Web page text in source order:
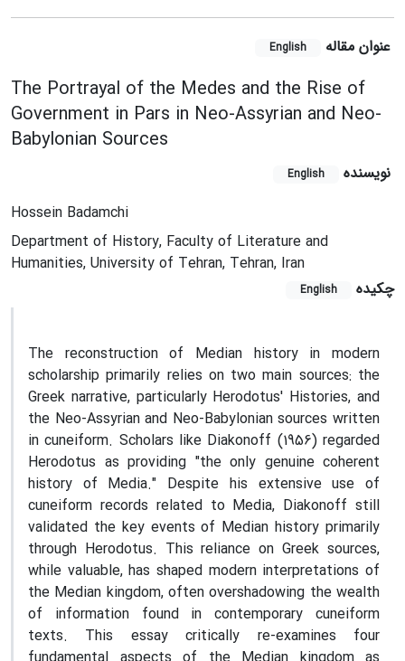
عنوان مقاله English
The Portrayal of the Medes and the Rise of
Government in Pars in Neo-Assyrian and Neo-
Babylonian Sources
نویسنده English
Hossein Badamchi
Department of History, Faculty of Literature and
Humanities, University of Tehran, Tehran, Iran
چکیده
English
The reconstruction of Median history in modern
scholarship primarily relies on two main sources: the
Greek narrative, particularly Herodotus' Histories, and
the Neo-Assyrian and Neo-Babylonian sources written
in cuneiform. Scholars like Diakonoff (1956) regarded
Herodotus as providing "the only genuine coherent
history of Media." Despite his extensive use of
cuneiform records related to Media, Diakonoff still
validated the key events of Median history primarily
through Herodotus. This reliance on Greek sources,
while valuable, has shaped modern interpretations of
the Median kingdom, often overshadowing the wealth
of information found in contemporary cuneiform
texts. This essay critically re-examines four